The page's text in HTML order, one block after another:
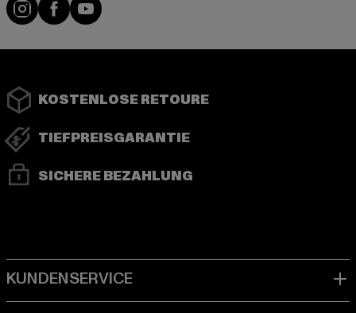
KOSTENLOSE RETOURE
TIEFPREISGARANTIE
SICHERE BEZAHLUNG